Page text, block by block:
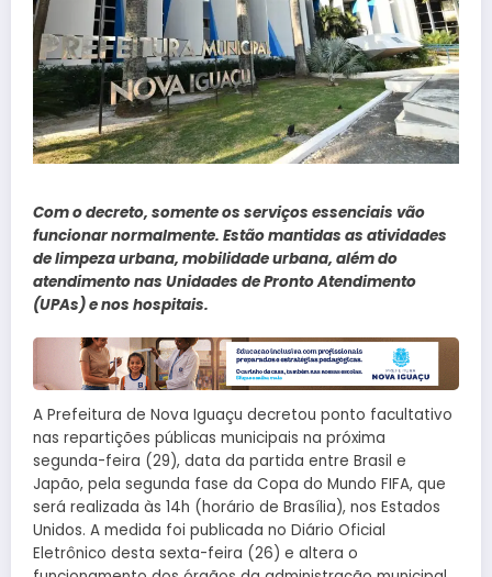
Com o decreto, somente os serviços essenciais vão
funcionar normalmente. Estão mantidas as atividades
de limpeza urbana, mobilidade urbana, além do
atendimento nas Unidades de Pronto Atendimento
(UPAs) e nos hospitais.
A Prefeitura de Nova Iguaçu decretou ponto facultativo
nas repartições públicas municipais na próxima
segunda-feira (29), data da partida entre Brasil e
Japão, pela segunda fase da Copa do Mundo FIFA, que
será realizada às 14h (horário de Brasília), nos Estados
Unidos. A medida foi publicada no Diário Oficial
Eletrônico desta sexta-feira (26) e altera o